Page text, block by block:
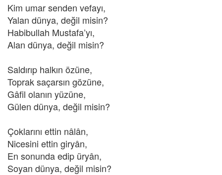
Kim umar senden vefayı,
Yalan dünya, değil misin?
Habibullah Mustafa’yı,
Alan dünya, değil misin?
Saldırıp halkın özüne,
Toprak saçarsın gözüne,
Gâfil olanın yüzüne,
Gülen dünya, değil misin?
Çoklarını ettin nâlân,
Nicesini ettin giryân,
En sonunda edip üryân,
Soyan dünya, değil misin?